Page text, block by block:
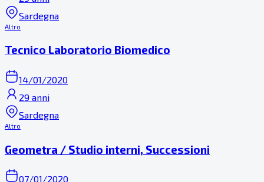
Sardegna
Altro
Tecnico Laboratorio Biomedico
14/01/2020
29 anni
Sardegna
Altro
Geometra / Studio interni, Successioni
07/01/2020